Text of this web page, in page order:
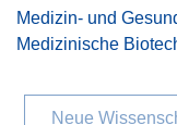
Medizin- und
Medizinische
Neue